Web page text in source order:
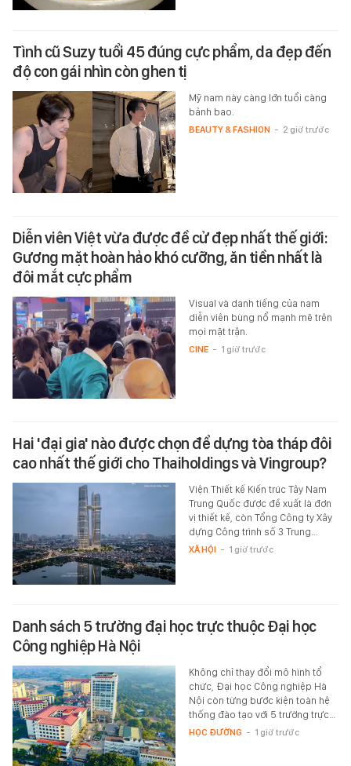
Tình cũ Suzy tuổi 45 đúng cực phẩm, da đẹp đến
độ con gái nhìn còn ghen tị
Mỹ nam này càng lớn tuổi càng
bảnh bao.
BEAUTY & FASHION - 2 giờ trước
Diễn viên Việt vừa được đề cử đẹp nhất thế giới:
Gương mặt hoàn hảo khó cưỡng, ăn tiền nhất là
đôi mắt cực phẩm
Visual và danh tiếng của nam
diễn viên bùng nổ mạnh mẽ trên
mọi mặt trận.
CINE - 1 giờ trước
Hai 'đại gia' nào được chọn để dựng tòa tháp đôi
cao nhất thế giới cho Thaiholdings và Vingroup?
Viện Thiết kế Kiến trúc Tây Nam
Trung Quốc được đề xuất là đơn
vị thiết kế, còn Tổng Công ty Xây
dựng Công trình số 3 Trung…
XÃ HỘI - 1 giờ trước
Danh sách 5 trường đại học trực thuộc Đại học
Công nghiệp Hà Nội
Không chỉ thay đổi mô hình tổ
chức, Đại học Công nghiệp Hà
Nội còn từng bước kiện toàn hệ
thống đào tạo với 5 trường trực…
HỌC ĐƯỜNG - 1 giờ trước